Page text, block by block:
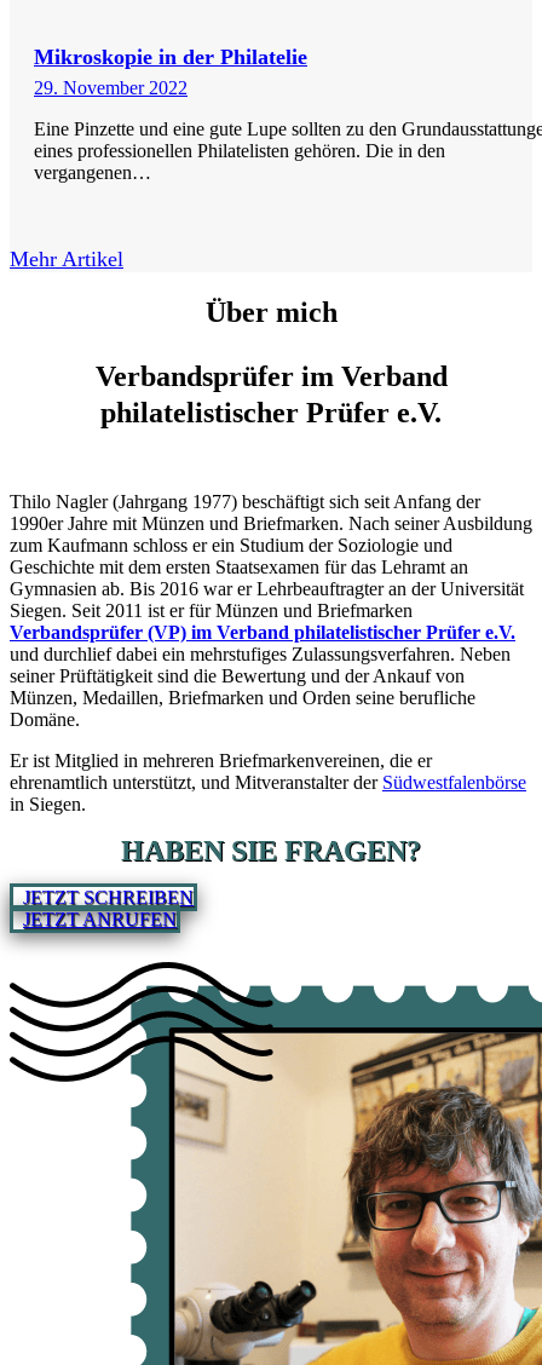
Mikroskopie in der Philatelie
29. November 2022
Eine Pinzette und eine gute Lupe sollten zu den
eines professionellen Philatelisten gehören. Die in den
vergangenen…
Mehr Artikel
Über mich
Verbandsprüfer im Verband
philatelistischer Prüfer e.V.
Thilo Nagler (Jahrgang 1977) beschäftigt sich seit Anfang der
1990er Jahre mit Münzen und Briefmarken. Nach seiner Ausbildung
zum Kaufmann schloss er ein Studium der Soziologie und
Geschichte mit dem ersten Staatsexamen für das Lehramt an
Gymnasien ab. Bis 2016 war er Lehrbeauftragter an der Universität
Siegen. Seit 2011 ist er für Münzen und Briefmarken
Verbandsprüfer (VP) im Verband philatelistischer Prüfer e.V.
und durchlief dabei ein mehrstufiges Zulassungsverfahren. Neben
seiner Prüftätigkeit sind die Bewertung und der Ankauf von
Münzen, Medaillen, Briefmarken und Orden seine berufliche
Domäne.
Er ist Mitglied in mehreren Briefmarkenvereinen, die er
ehrenamtlich unterstützt, und Mitveranstalter der Südwestfalenbörse
in Siegen.
HABEN SIE FRAGEN?
JETZT SCHREIBEN
JETZT ANRUFEN